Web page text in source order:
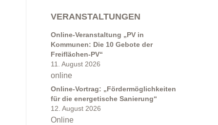
VERANSTALTUNGEN
Online-Veranstaltung „PV in
Kommunen: Die 10 Gebote der
Freiflächen-PV“
11. August 2026
online
Online-Vortrag: „Fördermöglichkeiten
für die energetische Sanierung“
12. August 2026
Online